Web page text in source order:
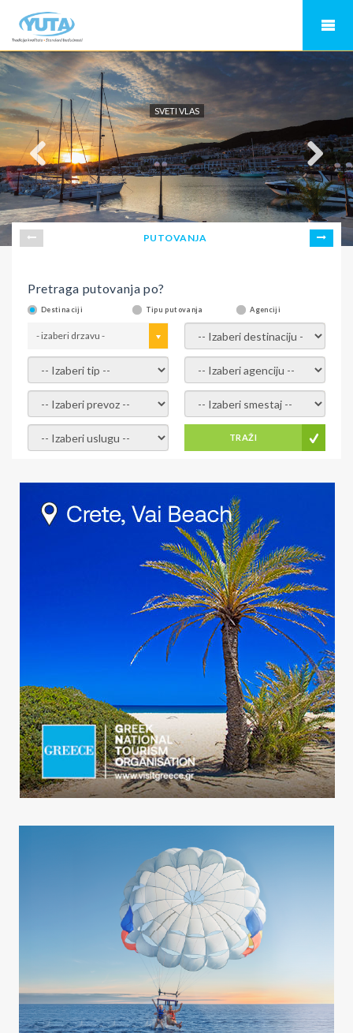
SVETI VLAS
PUTOVANJA
Pretraga putovanja po?
Destinaciji Tipu putovanja Agenciji
- izaberi drzavu - - izaberi destinaciju -
- izaberi tip - - izaberi agenciju -
- izaberi prevoz - - Izaberite smestaj -
- Izaberite uslugu - TRAŽI